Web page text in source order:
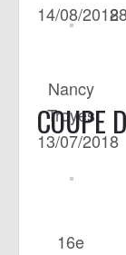
14/08/2018
Nancy
Troyes
13/07/2018
COUPE
16e